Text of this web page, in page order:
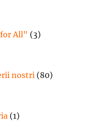
All" (3)
nostri (80)
(1)